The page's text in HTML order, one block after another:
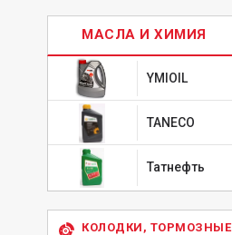
МАСЛА И ХИМИЯ
YMIOIL
TANECO
Татнефть
КОЛОДКИ, ТОРМОЗНЫЕ